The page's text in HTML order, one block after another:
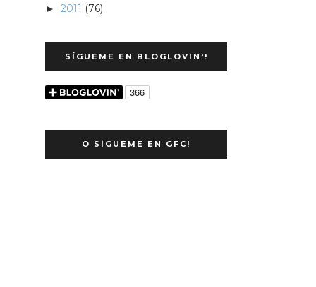
► 2011 (76)
SÍGUEME EN BLOGLOVIN'!
O SÍGUEME EN GFC!